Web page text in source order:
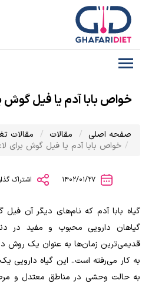
خواص بابا آدم یا فیل
صفحه اصلی مقالات
مقالات
خواص بابا آدم یا فیل گوش برای
1402/01/27 اشتراک
گیاه بابا آدم که نام‌های دیگر آن
گیاهان دارویی محبوب و مفید در
قدیمی‌ترین زمان‌ها به عنوان یک روش
به کار می‌رفته است.. این گیاه دارویی
به حالت وحشی در مناطق معتدل و